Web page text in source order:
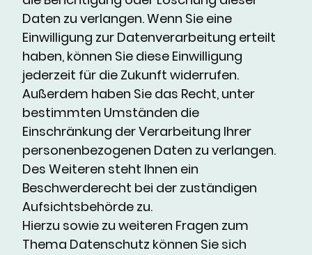
Daten zu verlangen. Wenn Sie eine
Einwilligung zur Datenverarbeitung erteilt
haben, können Sie diese Einwilligung
jederzeit für die Zukunft widerrufen.
Außerdem haben Sie das Recht, unter
bestimmten Umständen die
Einschränkung der Verarbeitung Ihrer
personenbezogenen Daten zu verlangen.
Des Weiteren steht Ihnen ein
Beschwerderecht bei der zuständigen
Aufsichtsbehörde zu.
Hierzu sowie zu weiteren Fragen zum
Thema Datenschutz können Sie sich